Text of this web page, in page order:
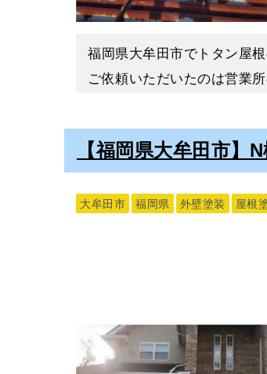
塗装をおこなう前に、塗装
こない塗装面の汚れや古い
高圧洗浄は屋根からおこな
屋根・外壁塗装
下地処理後は、いよいよ塗
屋根も外壁も塗装工程は一
次に塗装に厚みを付けるた
当社の塗装工事については、
福岡県大牟田市でトタン屋
ご依頼いただいたのは営業
点検をさせていただいたと
酸素や水に触れることで酸
サビをしっかりと除去して
【下地処理】高圧
まずは高圧洗浄をおこないま
【福岡県大牟田市
大牟田市 福岡県 外壁塗装 屋根